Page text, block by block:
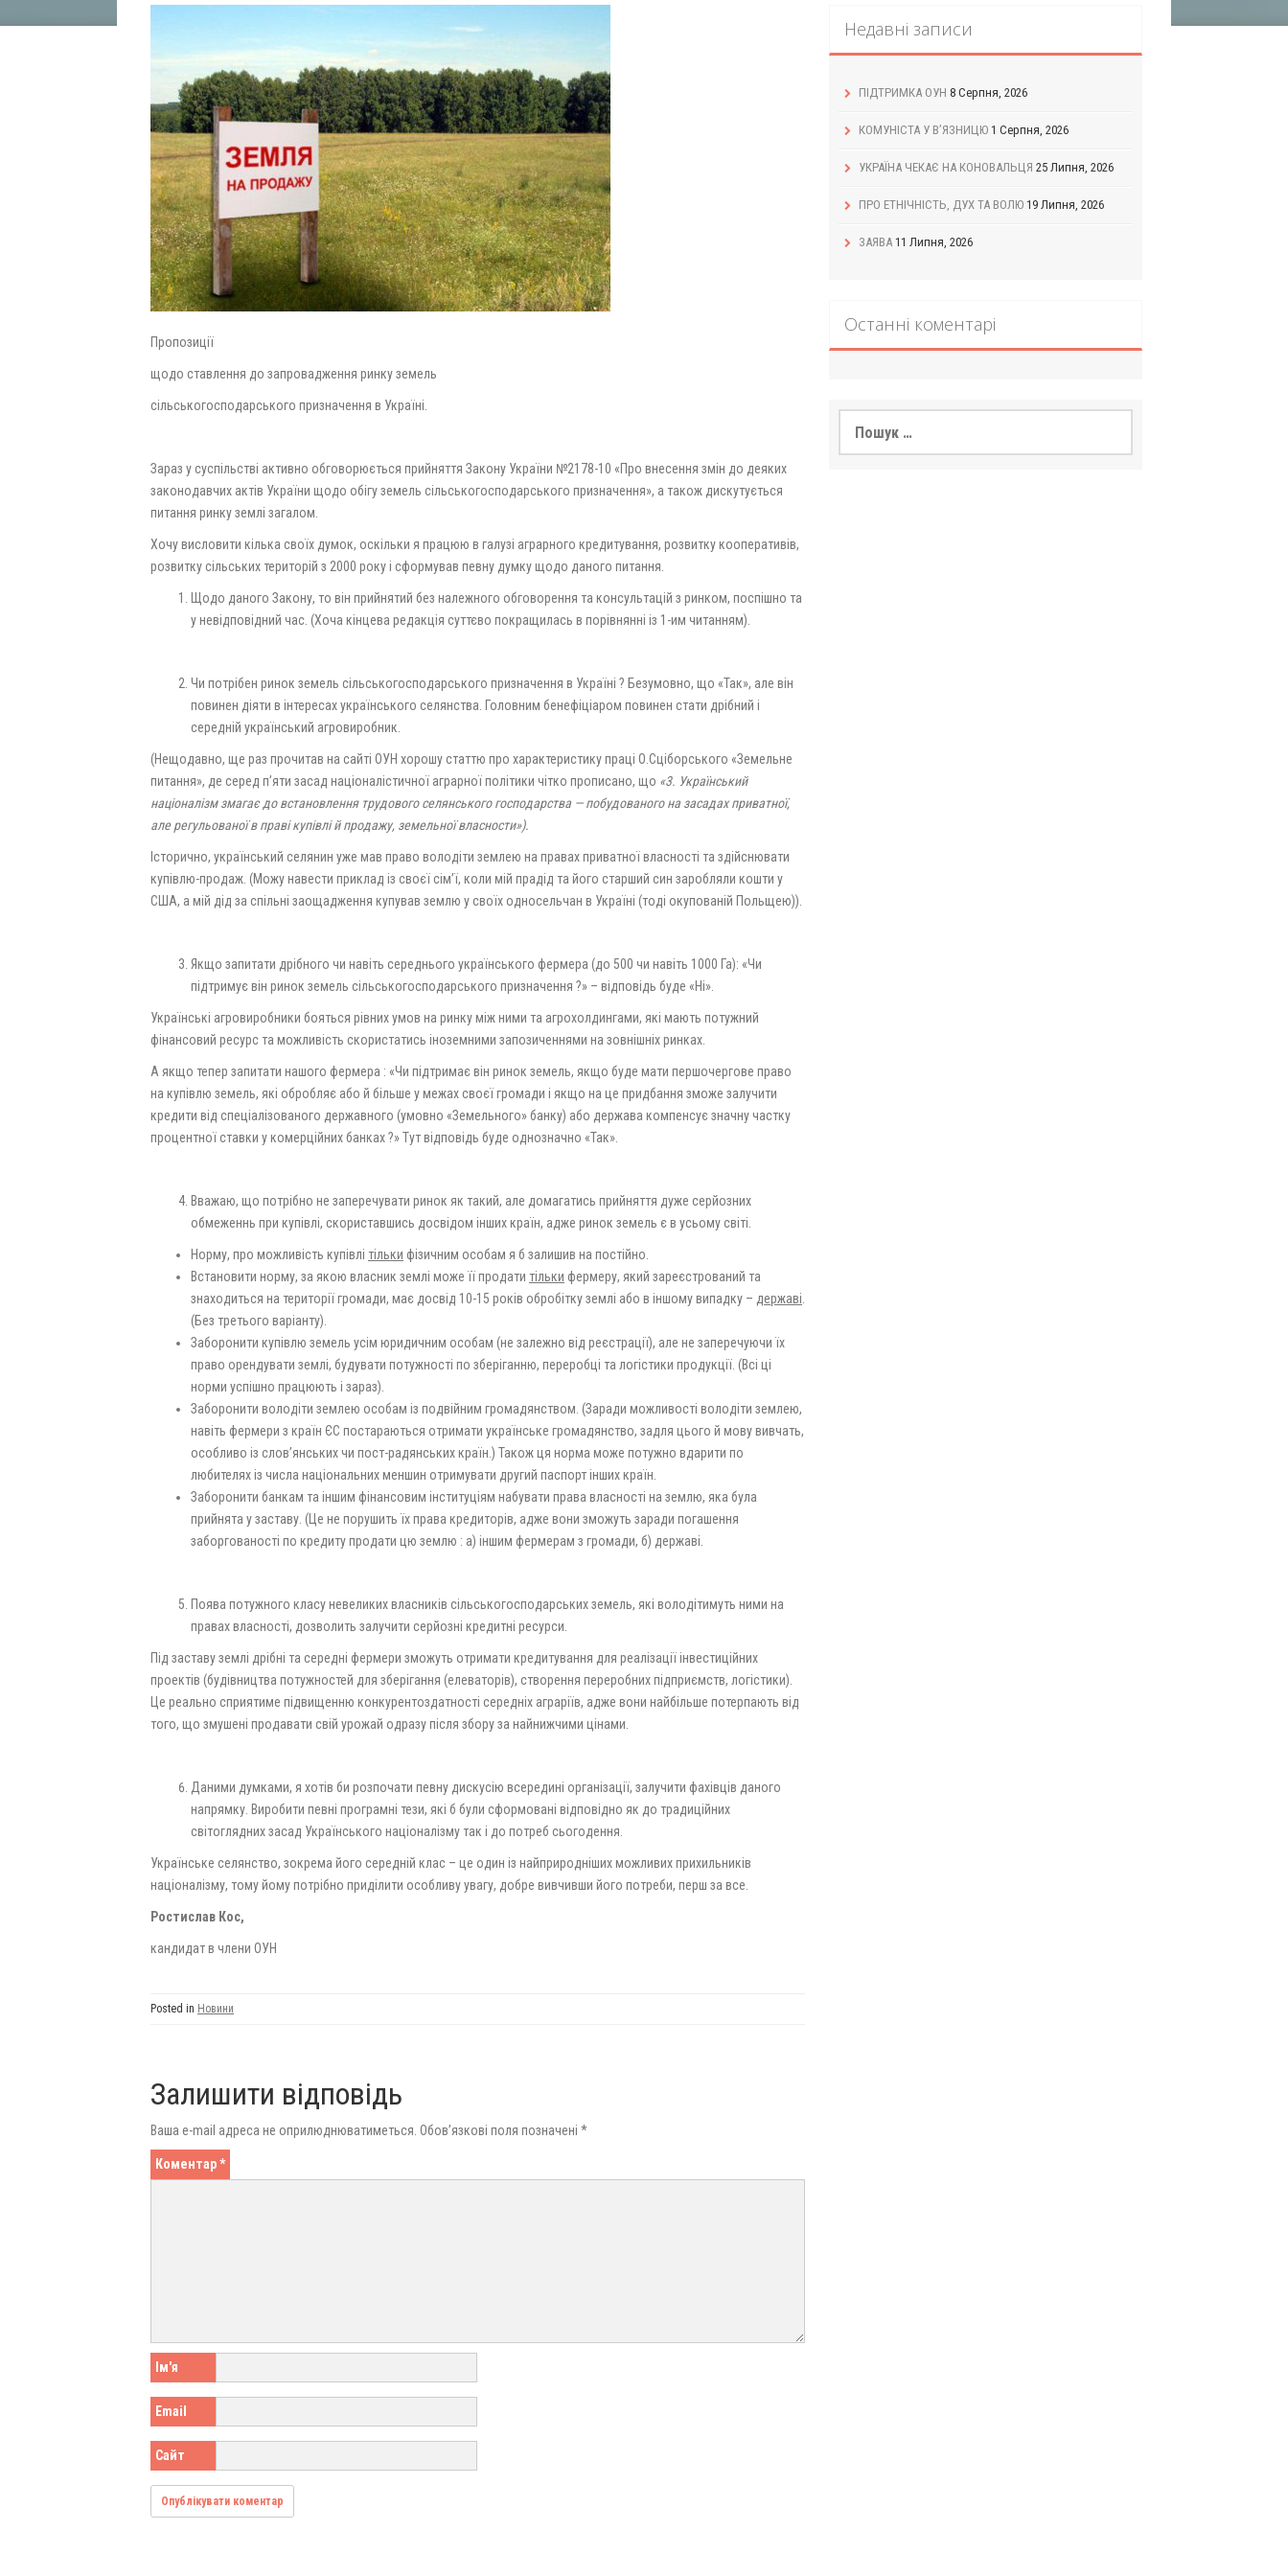
Пропозиції
щодо ставлення до запровадження ринку земель
сільськогосподарського призначення в Україні.
Зараз у суспільстві активно обговорюється прийняття Закону України №2178-10 «Про внесення змін до деяких
законодавчих актів України щодо обігу земель сільськогосподарського призначення», а також дискутується
питання ринку землі загалом.
Хочу висловити кілька своїх думок, оскільки я працюю в галузі аграрного кредитування, розвитку кооперативів,
розвитку сільських територій з 2000 року і сформував певну думку щодо даного питання.
Щодо даного Закону, то він прийнятий без належного обговорення та консультацій з ринком, поспішно та
у невідповідний час. (Хоча кінцева редакція суттєво покращилась в порівнянні із 1-им читанням).
Чи потрібен ринок земель сільськогосподарського призначення в Україні ? Безумовно, що «Так», але він
повинен діяти в інтересах українського селянства. Головним бенефіціаром повинен стати дрібний і
середній український агровиробник.
(Нещодавно, ще раз прочитав на сайті ОУН хорошу статтю про характеристику праці О.Сціборського «Земельне
питання», де серед п’яти засад націоналістичної аграрної політики чітко прописано, що «3. Український
націоналізм змагає до встановлення трудового селянського господарства — побудованого на засадах приватної,
але регульованої в праві купівлі й продажу, земельної власности»).
Історично, український селянин уже мав право володіти землею на правах приватної власності та здійснювати
купівлю-продаж. (Можу навести приклад із своєї сім’ї, коли мій прадід та його старший син заробляли кошти у
США, а мій дід за спільні заощадження купував землю у своїх односельчан в Україні (тоді окупованій Польщею)).
Якщо запитати дрібного чи навіть середнього українського фермера (до 500 чи навіть 1000 Га): «Чи
підтримує він ринок земель сільськогосподарського призначення ?» – відповідь буде «Ні».
Українські агровиробники бояться рівних умов на ринку між ними та агрохолдингами, які мають потужний
фінансовий ресурс та можливість скористатись іноземними запозиченнями на зовнішніх ринках.
А якщо тепер запитати нашого фермера : «Чи підтримає він ринок земель, якщо буде мати першочергове право
на купівлю земель, які обробляє або й більше у межах своєї громади і якщо на це придбання зможе залучити
кредити від спеціалізованого державного (умовно «Земельного» банку) або держава компенсує значну частку
процентної ставки у комерційних банках ?» Тут відповідь буде однозначно «Так».
Вважаю, що потрібно не заперечувати ринок як такий, але домагатись прийняття дуже серйозних
обмеженнь при купівлі, скориставшись досвідом інших країн, адже ринок земель є в усьому світі.
Норму, про можливість купівлі тільки фізичним особам я б залишив на постійно.
Встановити норму, за якою власник землі може її продати тільки фермеру, який зареєстрований та
знаходиться на території громади, має досвід 10-15 років обробітку землі або в іншому випадку – державі
(Без третього варіанту).
Заборонити купівлю земель усім юридичним особам (не залежно від реєстрації), але не заперечуючи їх
право орендувати землі, будувати потужності по зберіганню, переробці та логістики продукції. (Всі ці
норми успішно працюють і зараз).
Заборонити володіти землею особам із подвійним громадянством. (Заради можливості володіти землею,
навіть фермери з країн ЄС постараються отримати українське громадянство, задля цього й мову вивчать,
особливо із слов’янських чи пост-радянських країн.) Також ця норма може потужно вдарити по
любителях із числа національних меншин отримувати другий паспорт інших країн.
Заборонити банкам та іншим фінансовим інституціям набувати права власності на землю, яка була
прийнята у заставу. (Це не порушить їх права кредиторів, адже вони зможуть заради погашення
заборгованості по кредиту продати цю землю : а) іншим фермерам з громади, б) державі.
Поява потужного класу невеликих власників сільськогосподарських земель, які володітимуть ними на
правах власності, дозволить залучити серйозні кредитні ресурси.
Під заставу землі дрібні та середні фермери зможуть отримати кредитування для реалізації інвестиційних
проектів (будівництва потужностей для зберігання (елеваторів), створення переробних підприємств, логістики).
Це реально сприятиме підвищенню конкурентоздатності середніх аграріїв, адже вони найбільше потерпають від
того, що змушені продавати свій урожай одразу після збору за найнижчими цінами.
Даними думками, я хотів би розпочати певну дискусію всередині організації, залучити фахівців даного
напрямку. Виробити певні програмні тези, які б були сформовані відповідно як до традиційних
світоглядних засад Українського націоналізму так і до потреб сьогодення.
Українське селянство, зокрема його середній клас – це один із найприродніших можливих прихильників
націоналізму, тому йому потрібно приділити особливу увагу, добре вивчивши його потреби, перш за все.
Ростислав Кос,
кандидат в члени ОУН
Posted in Новини
Залишити відповідь
Ваша e-mail адреса не оприлюднюватиметься. Обов’язкові поля позначені *
Коментар*
Ім'я
Email
Сайт
Недавні записи
ПІДТРИМКА ОУН 8 Серпня, 2026
КОМУНІСТА У В’ЯЗНИЦЮ 1 Серпня, 2026
УКРАЇНА ЧЕКАЄ НА КОНОВАЛЬЦЯ 25 Липня, 2026
ПРО ЕТНІЧНІСТЬ, ДУХ ТА ВОЛЮ 19 Липня, 2026
ЗАЯВА 11 Липня, 2026
Останні коментарі